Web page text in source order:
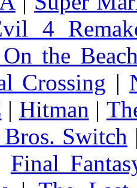
4
the
Crossing |
| Hitman |
Bros. Switch
Final